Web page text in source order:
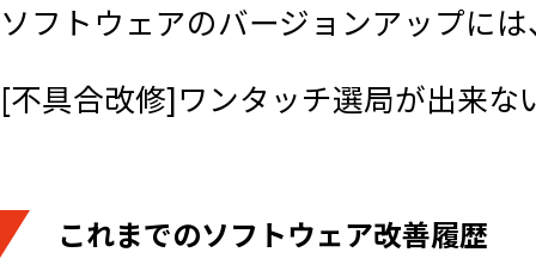
ソフトウェアのバージョンアップに
[不具合改修]ワンタッチ選局が出来
これまでのソフトウェア改善履歴